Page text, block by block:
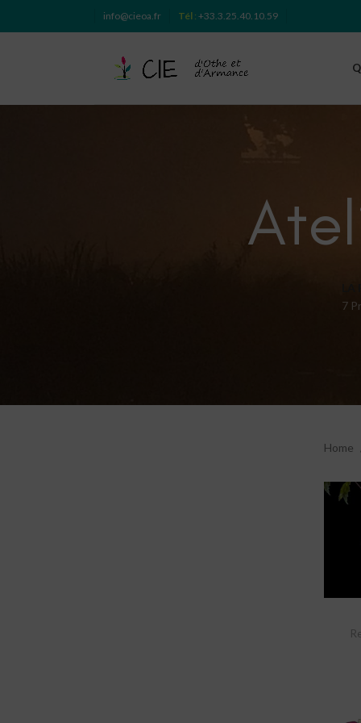
info@cieoa.fr Tél : +33.3.25.40.10.59
7
Home